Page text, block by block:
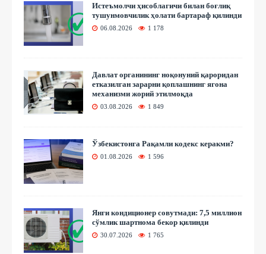
Истеъмолчи ҳисоблагичи билан боғлиқ
тушунмовчилик ҳолати бартараф қилинди
06.08.2026 1 178
Давлат органининг ноқонуний қароридан
етказилган зарарни қоплашнинг ягона
механизми жорий этилмоқда
03.08.2026 1 849
Ўзбекистонга Рақамли кодекс керакми?
01.08.2026 1 596
Янги кондиционер совутмади: 7,5 миллион
сўмлик шартнома бекор қилинди
30.07.2026 1 765